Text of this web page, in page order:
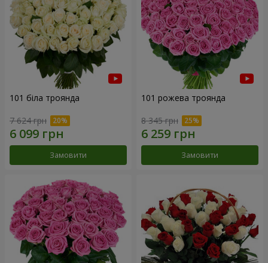
101 біла троянда
7 624 грн
Замовити
101 рожева троянда
8 345 грн
Замовити